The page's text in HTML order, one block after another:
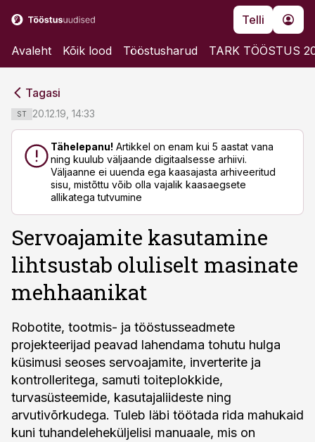
Telli
Avaleht Kõik lood Tööstusharud TARK TÖÖSTUS
Tagasi
ST 20.12.19, 14:33
Tähelepanu! Artikkel on enam kui 5 aastat vana
ning kuulub väljaande digitaalsesse arhiivi.
Väljaanne ei uuenda ega kaasajasta arhiveeritud
sisu, mistõttu võib olla vajalik kaasaegsete
allikatega tutvumine
Servoajamite kasutamine
lihtsustab oluliselt masinate
mehhaanikat
Robotite, tootmis- ja tööstusseadmete
projekteerijad peavad lahendama tohutu hulga
küsimusi seoses servoajamite, inverterite ja
kontrolleritega, samuti toiteplokkide,
turvasüsteemide, kasutajaliideste ning
arvutivõrkudega. Tuleb läbi töötada rida mahukaid
kuni tuhandeleheküljelisi manuaale, mis on